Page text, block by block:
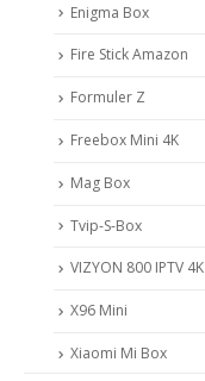
Enigma Box
Fire Stick Amazon
Formuler Z
Freebox Mini 4K
Mag Box
Tvip-S-Box
VIZYON 800 IPTV 4K
X96 Mini
Xiaomi Mi Box